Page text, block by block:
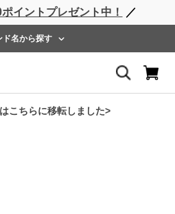
イントプレゼント中！ ／
ド名から探す
こちらに移転しました>
レインウェア フットウェア